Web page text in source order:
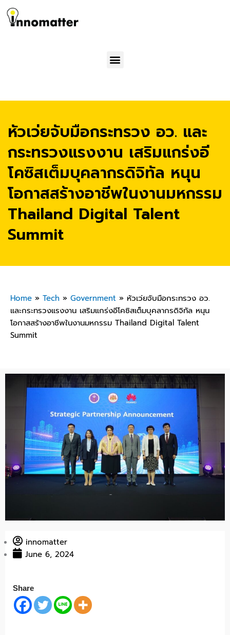
Menu
หัวเว่ยจับมือกระทรวง อว. และ
กระทรวงแรงงาน เสริมแกร่งอี
โคซิสเต็มบุคลากรดิจิทัล หนุน
โอกาสสร้างอาชีพในงานมหกรรม
Thailand Digital Talent
Summit
Home » Tech » Government » หัวเว่ยจับมือกระทรวง อว.
และกระทรวงแรงงาน เสริมแกร่งอีโคซิสเต็มบุคลากรดิจิทัล หนุน
โอกาสสร้างอาชีพในงานมหกรรม Thailand Digital Talent
Summit
innomatter
June 6, 2024
Share